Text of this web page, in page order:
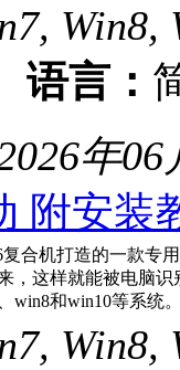
Win8,
语言：
年06
附安装
复合机打造的一款专
，这样就能被电脑
win8和win10等系统
Win8,